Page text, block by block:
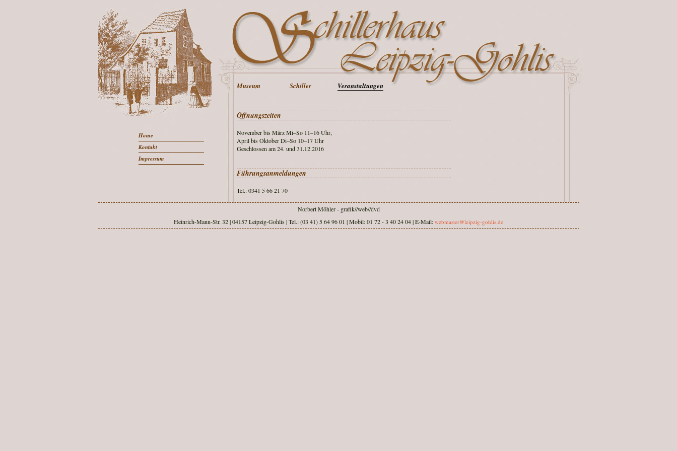
Home
Kontakt
Impressum
Museum Schiller Veranstaltungen
Öffnungszeiten
November bis März Mi–So 11–16 Uhr,
April bis Oktober Di–So 10–17 Uhr
Geschlossen am 24. und 31.12.2016
Führungsanmeldungen
Tel.: 0341 5 66 21 70
Norbert Möhler - grafik//web//dvd
Heinrich-Mann-Str. 32 | 04157 Leipzig-Gohlis | Tel.: (03 41) 5 64 96 01 | Mobil: 01 72 - 3 40 24 04 | E-Mail: webmaster@leipzig-gohlis.de